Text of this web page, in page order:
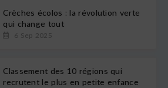
Crèches écolos : la révolution verte
qui change tout
6 Sep 2025
Classement des 10 régions qui
recrutent le plus en petite enfance